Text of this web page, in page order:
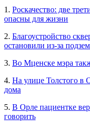
1. Роскачество: две
опасны для жизни
2. Благоустройство
остановили из-за
3. Во Мценске мэра
4. На улице Толстого в
дома
5. В Орле пациентке
говорить